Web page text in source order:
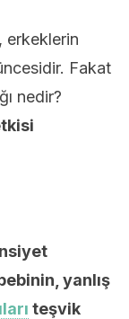
erkeklerin
Fakat
nedir?
yanlış
teşvik